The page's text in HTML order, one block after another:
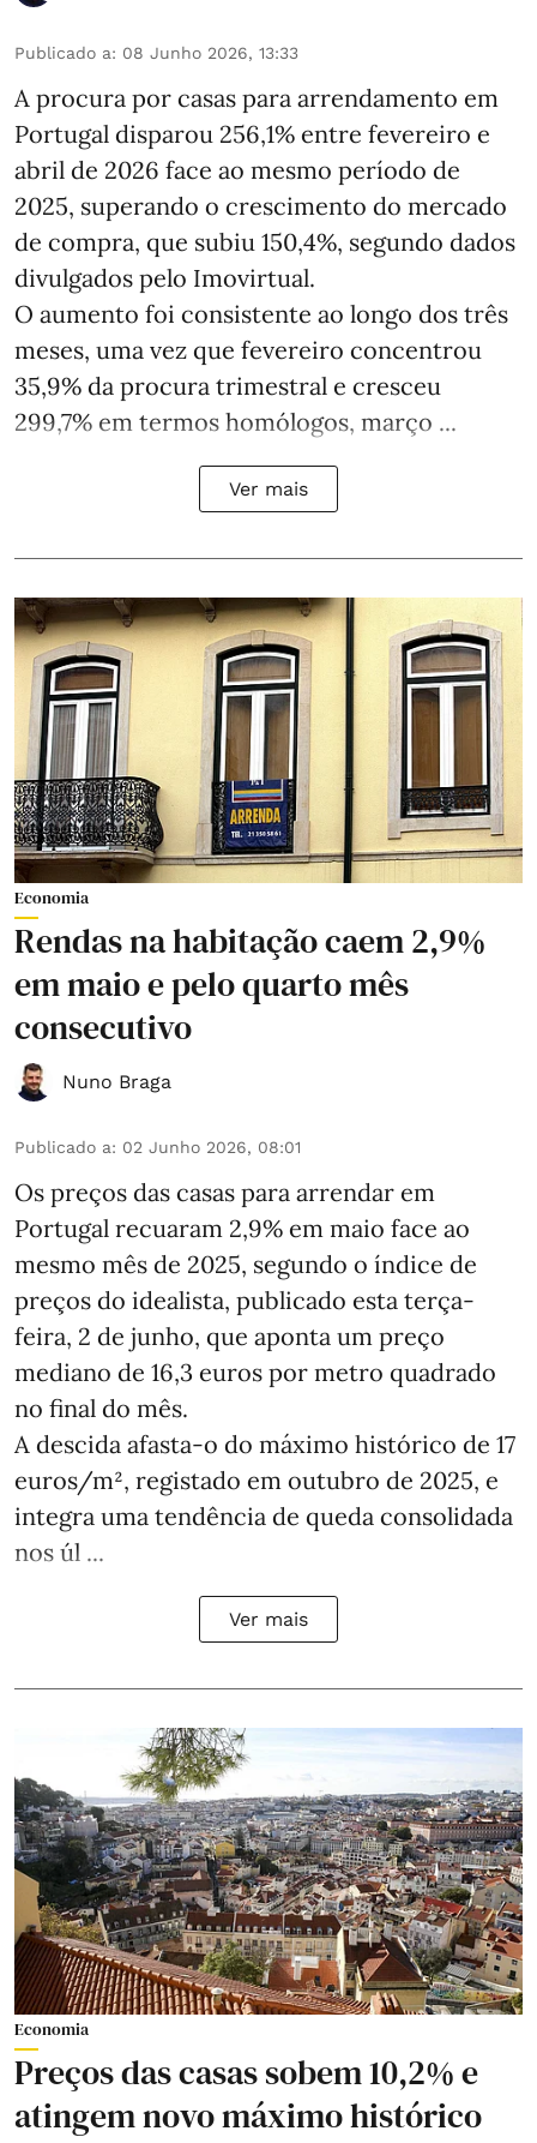
Publicado a: 08 Junho 2026, 13:33
A procura por casas para arrendamento em
Portugal disparou 256,1% entre fevereiro e
abril de 2026 face ao mesmo período de
2025, superando o crescimento do mercado
de compra, que subiu 150,4%, segundo dados
divulgados pelo Imovirtual.
O aumento foi consistente ao longo dos três
meses, uma vez que fevereiro concentrou
35,9% da procura trimestral e cresceu
299,7% em termos homólogos, março ...
Ver mais
Economia
Rendas na habitação caem 2,9%
em maio e pelo quarto mês
consecutivo
Nuno Braga
Publicado a: 02 Junho 2026, 08:01
Os preços das casas para arrendar em
Portugal recuaram 2,9% em maio face ao
mesmo mês de 2025, segundo o índice de
preços do idealista, publicado esta terça-
feira, 2 de junho, que aponta um preço
mediano de 16,3 euros por metro quadrado
no final do mês.
A descida afasta‑o do máximo histórico de 17
euros/m², registado em outubro de 2025, e
integra uma tendência de queda consolidada
nos úl ...
Ver mais
Economia
Preços das casas sobem 10,2% e
atingem novo máximo histórico